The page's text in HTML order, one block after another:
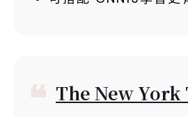
The New York